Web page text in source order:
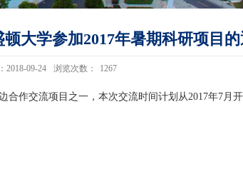
大学参加2017年暑期科研项目
2018-09-24 浏览次数： 1267
作交流项目之一，本次交流时间计划从2017年7月